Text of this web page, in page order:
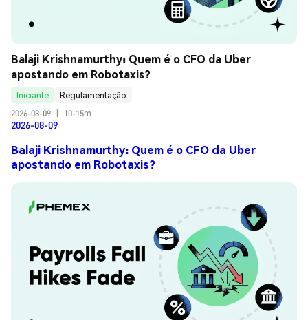
Balaji Krishnamurthy: Quem é o CFO da Uber
apostando em Robotaxis?
Iniciante
Regulamentação
2026-08-09
10-15m
2026-08-09
Balaji Krishnamurthy: Quem é o CFO da Uber
apostando em Robotaxis?